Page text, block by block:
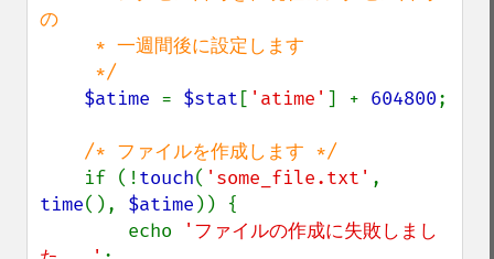
の
$atime = $stat [ 'atime' ] + 604800;
/* ファイルを作成します */
if (!touch( 'some_file.txt'
time(), $atime )) {
        echo
'ファイルの作成に失敗しまし